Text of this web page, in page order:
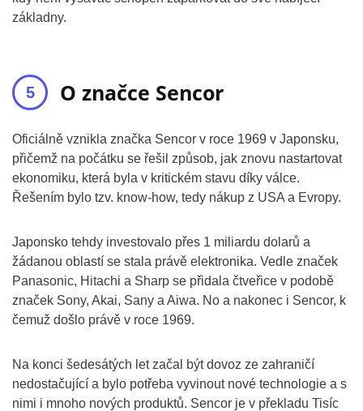
základny.
O značce Sencor
Oficiálně vznikla značka Sencor v roce 1969 v Japonsku,
přičemž na počátku se řešil způsob, jak znovu nastartovat
ekonomiku, která byla v kritickém stavu díky válce.
Řešením bylo tzv. know-how, tedy nákup z USA a Evropy.
Japonsko tehdy investovalo přes 1 miliardu dolarů a
žádanou oblastí se stala právě elektronika. Vedle značek
Panasonic, Hitachi a Sharp se přidala čtveřice v podobě
značek Sony, Akai, Sany a Aiwa. No a nakonec i Sencor, k
čemuž došlo právě v roce 1969.
Na konci šedesátých let začal být dovoz ze zahraničí
nedostačující a bylo potřeba vyvinout nové technologie a s
nimi i mnoho nových produktů. Sencor je v překladu Tisíc